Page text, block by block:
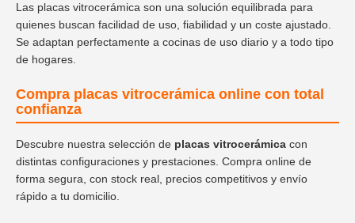
Las placas vitrocerámica son una solución equilibrada para
quienes buscan facilidad de uso, fiabilidad y un coste ajustado.
Se adaptan perfectamente a cocinas de uso diario y a todo tipo
de hogares.
Compra placas vitrocerámica online con total
confianza
Descubre nuestra selección de placas vitrocerámica con
distintas configuraciones y prestaciones. Compra online de
forma segura, con stock real, precios competitivos y envío
rápido a tu domicilio.